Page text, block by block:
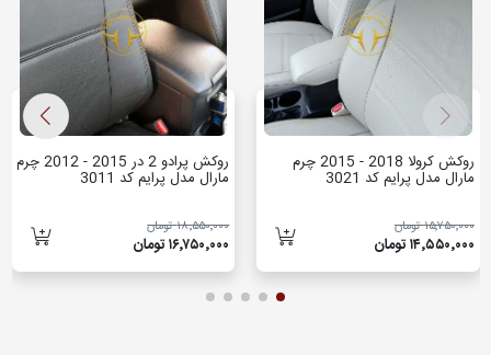
روکش کرولا 2018 - 2015 چرم
مارال مدل پرایم کد 3021
۱۵٬۷۵۰٬۰۰۰ تومان
۱۴٬۵۵۰٬۰۰۰ تومان
روکش پرادو 2 در 2015 - 2012 چرم
مارال مدل پرایم کد 3011
۱۸٬۵۵۰٬۰۰۰ تومان
۱۶٬۷۵۰٬۰۰۰ تومان